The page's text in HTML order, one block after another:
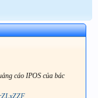
cáo IPOS của bác